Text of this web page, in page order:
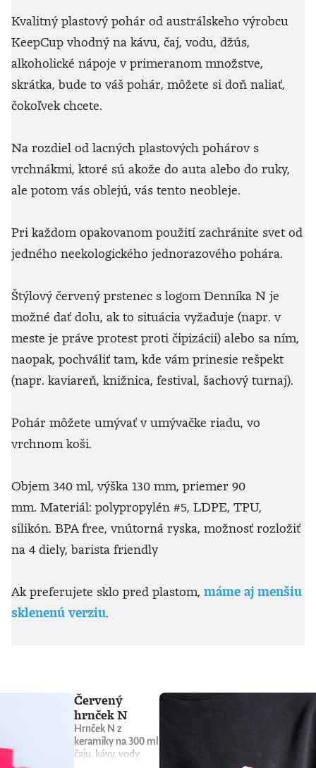
Kvalitný plastový pohár od austrálskeho výrobcu
KeepCup vhodný na kávu, čaj, vodu, džús,
alkoholické nápoje v primeranom množstve,
skrátka, bude to váš pohár, môžete si doň naliať,
čokoľvek chcete.
Na rozdiel od lacných plastových pohárov s
vrchnákmi, ktoré sú akože do auta alebo do ruky,
ale potom vás oblejú, vás tento neobleje.
Pri každom opakovanom použití zachránite svet od
jedného neekologického jednorazového pohára.
Štýlový červený prstenec s logom Denníka N je
možné dať dolu, ak to situácia vyžaduje (napr. v
meste je práve protest proti čipizácii) alebo sa ním,
naopak, pochváliť tam, kde vám prinesie rešpekt
(napr. kaviareň, knižnica, festival, šachový turnaj).
Pohár môžete umývať v umývačke riadu, vo
vrchnom koši.
Objem 340 ml, výška 130 mm, priemer 90
mm. Materiál: polypropylén #5, LDPE, TPU,
silikón. BPA free, vnútorná ryska, možnosť rozložiť
na 4 diely, barista friendly
Ak preferujete sklo pred plastom, máme aj menšiu
sklenenú verziu.
Červený
hrnček N
Hrnček N z
keramiky na 300 ml
čaju, kávy, vody.